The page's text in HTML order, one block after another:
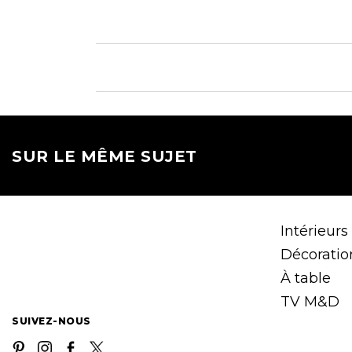
SUR LE MÊME SUJET
Intérieurs
À table
TV M&D
SUIVEZ-NOUS